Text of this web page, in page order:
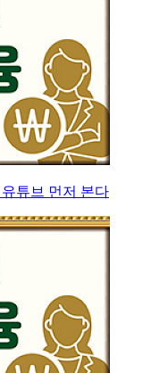
튜브 먼저 본다